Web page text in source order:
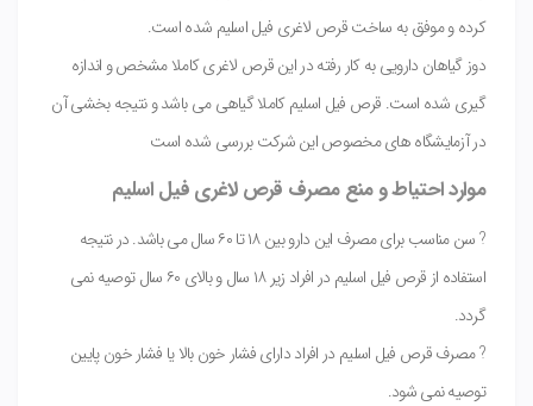
کرده و موفق به ساخت قرص لاغری فیل اسلیم شده است.
دوز گیاهان دارویی به کار رفته در این قرص لاغری کاملا مشخص و اندازه
گیری شده است. قرص فیل اسلیم کاملا گیاهی می باشد و نتیجه بخشی آن
در آزمایشگاه های مخصوص این شرکت بررسی شده است
موارد احتیاط و منع مصرف قرص لاغری فیل اسلیم
? سن مناسب برای مصرف این دارو بین ۱۸ تا ۶۰ سال می باشد. در نتیجه
استفاده از قرص فیل اسلیم در افراد زیر ۱۸ سال و بالای ۶۰ سال توصیه نمی
گردد.
? مصرف قرص فیل اسلیم در افراد دارای فشار خون بالا یا فشار خون پایین
توصیه نمی شود.